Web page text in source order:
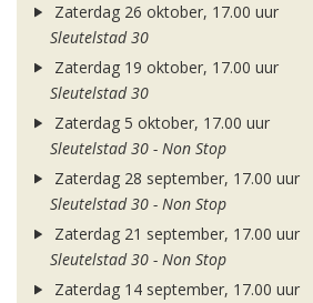
Zaterdag 26 oktober, 17.00 uur
Sleutelstad 30
Zaterdag 19 oktober, 17.00 uur
Sleutelstad 30
Zaterdag 5 oktober, 17.00 uur
Sleutelstad 30 - Non Stop
Zaterdag 28 september, 17.00 uur
Sleutelstad 30 - Non Stop
Zaterdag 21 september, 17.00 uur
Sleutelstad 30 - Non Stop
Zaterdag 14 september, 17.00 uur